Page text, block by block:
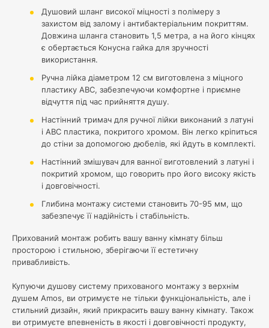
Душовий шланг високої міцності з полімеру з
захистом від залому і антибактеріальним покриттям.
Довжина шланга становить 1,5 метра, а на його кінцях
є обертається Конусна гайка для зручності
використання.
Ручна лійка діаметром 12 см виготовлена з міцного
пластику АВС, забезпечуючи комфортне і приємне
відчуття під час прийняття душу.
Настінний тримач для ручної лійки виконаний з латуні
і АВС пластика, покритого хромом. Він легко кріпиться
до стіни за допомогою дюбелів, які йдуть в комплекті.
Настінний змішувач для ванної виготовлений з латуні і
покритий хромом, що говорить про його високу якість
і довговічності.
Глибина монтажу системи становить 70-95 мм, що
забезпечує її надійність і стабільність.
Прихований монтаж робить вашу ванну кімнату більш
просторою і стильною, зберігаючи її естетичну
привабливість.
Купуючи душову систему прихованого монтажу з верхнім
душем Amos, ви отримуєте не тільки функціональність, але і
стильний дизайн, який прикрасить вашу ванну кімнату. Також
ви отримуєте впевненість в якості і довговічності продукту,